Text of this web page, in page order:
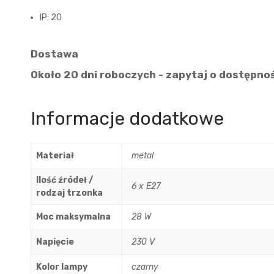
IP: 20
Dostawa
Około 20 dni roboczych - zapytaj o
Informacje dodatkowe
Materiał metal
Ilość źródeł /
rodzaj trzonka
6 x E27
Moc maksymalna 28 W
Napięcie 230 V
Kolor lampy czarny